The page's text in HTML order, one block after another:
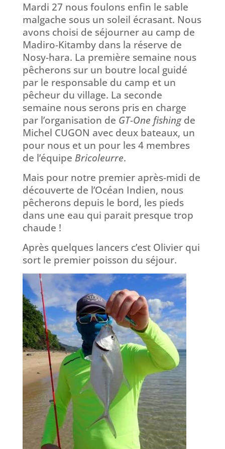
Mardi 27 nous foulons enfin le sable
malgache sous un soleil écrasant. Nous
avons choisi de séjourner au camp de
Madiro-Kitamby dans la réserve de
Nosy-hara. La première semaine nous
pêcherons sur un boutre local guidé
par le responsable du camp et un
pêcheur du village. La seconde
semaine nous serons pris en charge
par l’organisation de GT-One fishingde
Michel CUGON avec deux bateaux, un
pour nous et un pour les 4 membres
de l’équipe Bricoleurre.
Mais pour notre premier après-midi de
découverte de l’Océan Indien, nous
pêcherons depuis le bord, les pieds
dans une eau qui parait presque trop
chaude !
Après quelques lancers c’est Olivier qui
sort le premier poisson du séjour.